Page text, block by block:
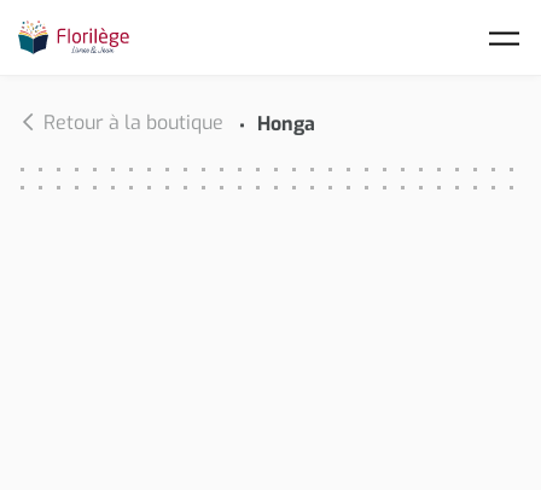
Retour à la boutique Honga